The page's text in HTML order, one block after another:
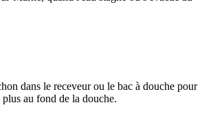
dans le receveur ou le bac à douche pour
au fond de la douche.